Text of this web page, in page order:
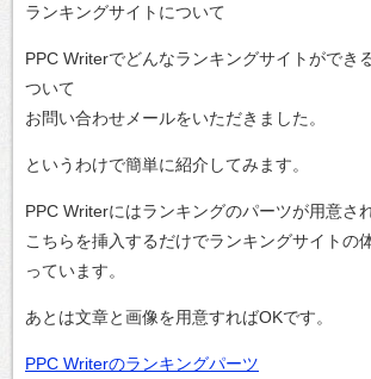
ランキングサイトについて
PPC Writerでどんなランキングサイトができ
ついて
お問い合わせメールをいただきました。
というわけで簡単に紹介してみます。
PPC Writerにはランキングのパーツが用意さ
こちらを挿入するだけでランキングサイトの
っています。
あとは文章と画像を用意すればOKです。
PPC Writerのランキングパーツ